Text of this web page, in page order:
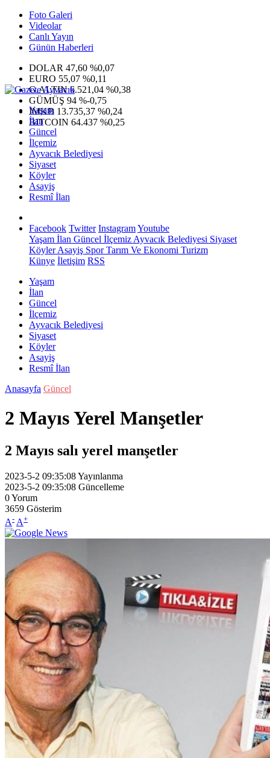
Foto Galeri
Videolar
Canlı Yayın
Günün Haberleri
DOLAR 47,60 %0,07
EURO 55,07 %0,11
G.ALTIN6.521,04 %0,38
GÜMÜŞ 94 %-0,75
IMKB 13.735,37 %0,24
BITCOIN 64.437 %0,25
Yaşam
İlan
Güncel
İlçemiz
Ayvacık Belediyesi
Siyaset
Köyler
Asayiş
Resmî İlan
Facebook Twitter InstagramYoutube
Yaşam İlan Güncel İlçemiz Ayvacık Belediyesi Siyaset
KöylerAsayiş SporTarım Ve Ekonomi Turizm
Künye İletişim RSS
Yaşam
İlan
Güncel
İlçemiz
Ayvacık Belediyesi
Siyaset
Köyler
Asayiş
Resmî İlan
Anasayfa Güncel
2 Mayıs Yerel Manşetler
2 Mayıs salı yerel manşetler
2023-5-2 09:35:08Yayınlanma
2023-5-2 09:35:08 Güncelleme
0Yorum
3659 Gösterim
A- A+